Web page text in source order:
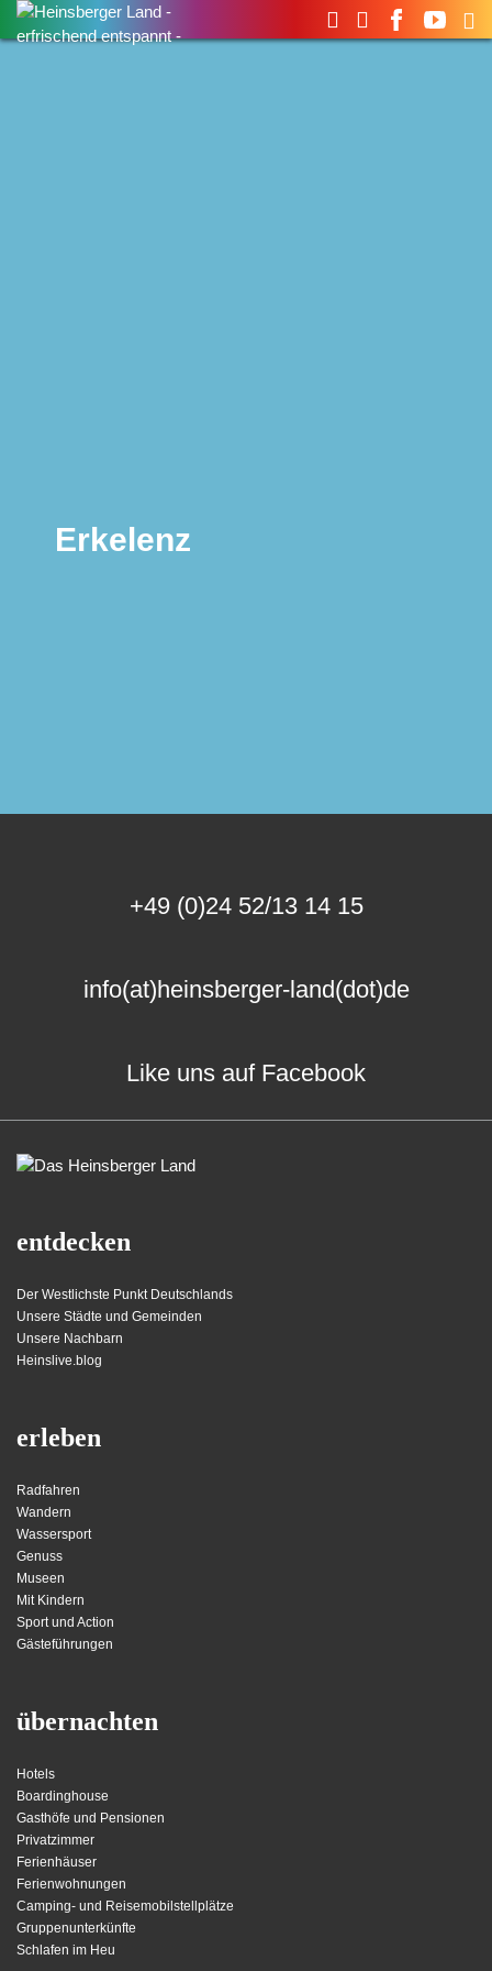
Suchen
nach:
Erkelenz
+49 (0)24 52/13 14 15
info(at)heinsberger-land(dot)de
Like uns auf Facebook
entdecken
Der Westlichste Punkt Deutschlands
Unsere Städte und Gemeinden
Unsere Nachbarn
Heinslive.blog
erleben
Radfahren
Wandern
Wassersport
Genuss
Museen
Mit Kindern
Sport und Action
Gästeführungen
übernachten
Hotels
Boardinghouse
Gasthöfe und Pensionen
Privatzimmer
Ferienhäuser
Ferienwohnungen
Camping- und Reisemobilstellplätze
Gruppenunterkünfte
Schlafen im Heu